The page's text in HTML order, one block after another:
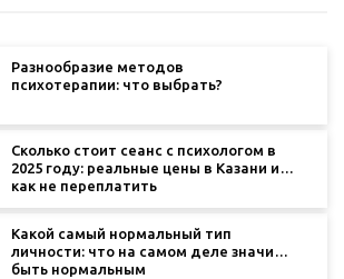
Разнообразие методов
психотерапии: что выбрать?
Сколько стоит сеанс с психологом в
2025 году: реальные цены в Казани и
как не переплатить
Какой самый нормальный тип
личности: что на самом деле значит
быть нормальным